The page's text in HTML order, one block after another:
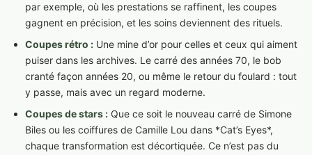
par exemple, où les prestations se raffinent, les coupes
gagnent en précision, et les soins deviennent des rituels.
Coupes rétro : Une mine d’or pour celles et ceux qui aiment
puiser dans les archives. Le carré des années 70, le bob
cranté façon années 20, ou même le retour du foulard : tout
y passe, mais avec un regard moderne.
Coupes de stars : Que ce soit le nouveau carré de Simone
Biles ou les coiffures de Camille Lou dans *Cat’s Eyes*,
chaque transformation est décortiquée. Ce n’est pas du